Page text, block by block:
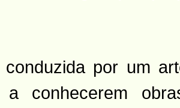
por um
a conhecerem